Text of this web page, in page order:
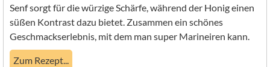
Senf sorgt für die würzige Schärfe, während der Honig einen
süßen Kontrast dazu bietet. Zusammen ein schönes
Geschmackserlebnis, mit dem man super Marineiren kann.
Zum Rezept...